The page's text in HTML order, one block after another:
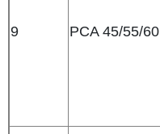
9 PCA 45/55/60